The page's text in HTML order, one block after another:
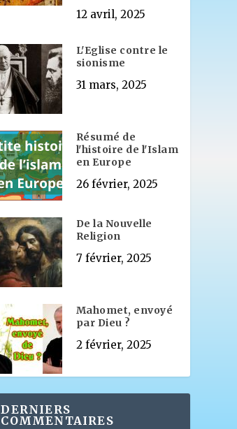
12 avril, 2025
L'Eglise contre le
sionisme
31 mars, 2025
Résumé de
l'histoire de l'Islam
en Europe
26 février, 2025
De la Nouvelle
Religion
7 février, 2025
Mahomet, envoyé
par Dieu ?
2 février, 2025
DERNIERS
COMMENTAIRES